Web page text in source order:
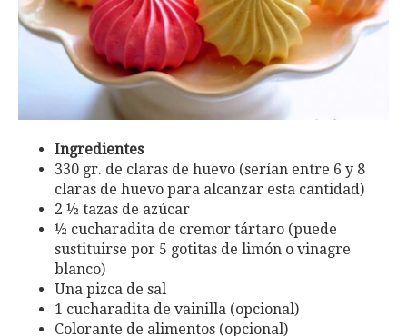
Ingredientes
330 gr. de claras de huevo (serían entre 6 y 8
claras de huevo para alcanzar esta cantidad)
2 ½ tazas de azúcar
½ cucharadita de cremor tártaro (puede
sustituirse por 5 gotitas de limón o vinagre
blanco)
Una pizca de sal
1 cucharadita de vainilla (opcional)
Colorante de alimentos (opcional)